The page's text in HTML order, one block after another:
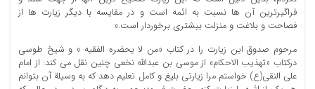
فراگیرترین آن ها نسبت به ائمه است و در مقایسه با دیگر زیارت ها از
فصاحت و بلاغت و منزلت بیشتری برخوردار است.»
مرحوم صدوق این زیارت را در کتاب «من لا یحضره الفقیه » و شیخ طوسی
درکتاب «تهذیب الاحکام» از موسی بن عبدالله نخعی چنین نقل می کند: از امام
علی النقی(ع) خواستم مرا زیارتی بلیغ و کامل تعلیم دهد که به وسیلة آن بتوانم